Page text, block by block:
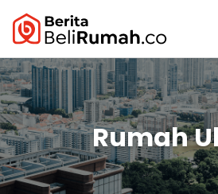
Rumah